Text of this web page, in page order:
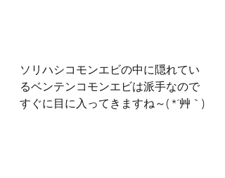
ソリハシコモンエビの中に隠れてい
るベンテンコモンエビは派手なので
すぐに目に入ってきますね～( *´艸｀)